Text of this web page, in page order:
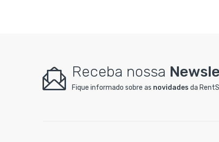
Receba nossa
Fique informado sobre as novidades da